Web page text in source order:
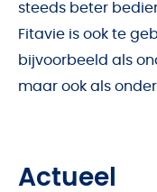
steeds beter
Fitavie is ook te
bijvoorbeeld als
maar ook als
Actueel